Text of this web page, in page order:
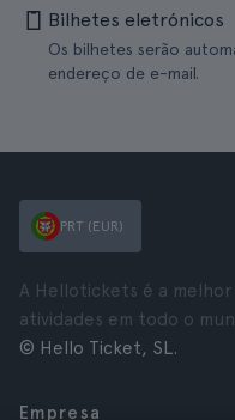
Bilhetes eletrónicos
Os bilhetes serão
endereço de e-mail.
PRT (EUR)
A Hellotickets é a
atividades em todo o
© Hello Ticket, SL.
Empresa